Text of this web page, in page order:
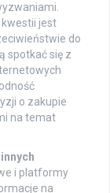
jest
do
spotkać się z
o zakupie
na temat
i platformy
na